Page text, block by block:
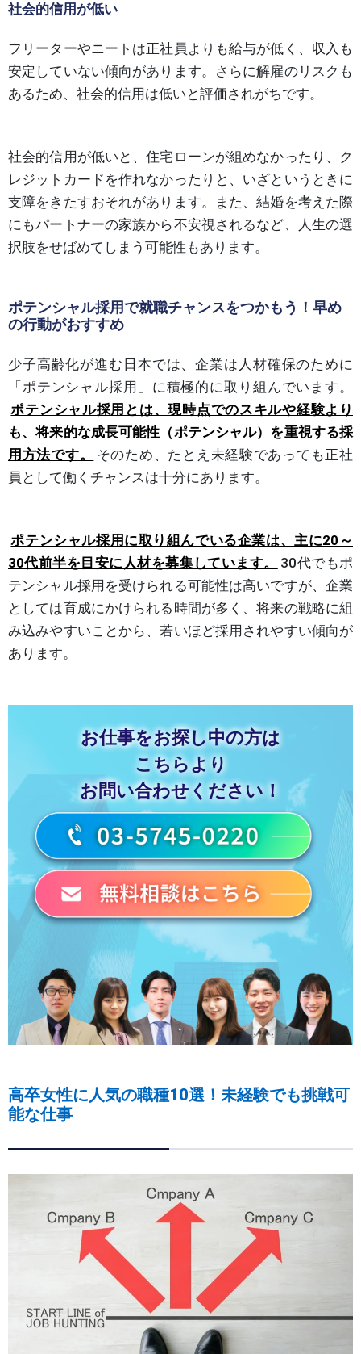
社会的信用が低い
フリーターやニートは正社員よりも給与が低く、収入も
安定していない傾向があります。さらに解雇のリスクも
あるため、社会的信用は低いと評価されがちです。
社会的信用が低いと、住宅ローンが組めなかったり、ク
レジットカードを作れなかったりと、いざというときに
支障をきたすおそれがあります。また、結婚を考えた際
にもパートナーの家族から不安視されるなど、人生の選
択肢をせばめてしまう可能性もあります。
ポテンシャル採用で就職チャンスをつかもう！早め
の行動がおすすめ
少子高齢化が進む日本では、企業は人材確保のために
「ポテンシャル採用」に積極的に取り組んでいます。
ポテンシャル採用とは、現時点でのスキルや経験より
も、将来的な成長可能性（ポテンシャル）を重視する採
用方法です。
そのため、たとえ未経験であっても正社
員として働くチャンスは十分にあります。
ポテンシャル採用に取り組んでいる企業は、主に20～
30代前半を目安に人材を募集しています。
30代でもポ
テンシャル採用を受けられる可能性は高いですが、企業
としては育成にかけられる時間が多く、将来の戦略に組
み込みやすいことから、若いほど採用されやすい傾向が
あります。
お仕事をお探し中の方は
こちらより
お問い合わせください！
高卒女性に人気の職種10選！未経験でも挑戦可
能な仕事